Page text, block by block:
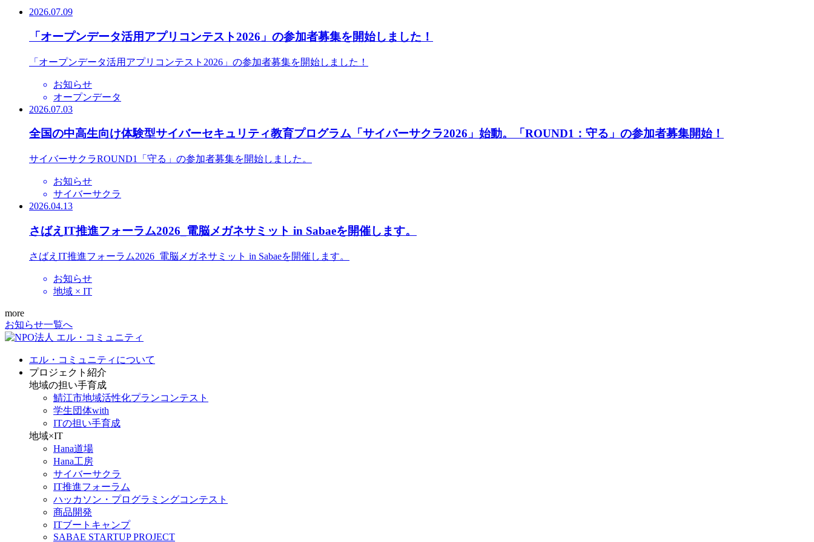
2026.07.09
「オープンデータ活用アプリコンテスト2026」の参加者募集を開始しました！
「オープンデータ活用アプリコンテスト2026」の参加者募集を開始しました！
お知らせ
オープンデータ
2026.07.03
全国の中高生向け体験型サイバーセキュリティ教育プログラム「サイバーサクラ2026」始動。「ROUND1：守る」の参加者募集開始！
サイバーサクラROUND1「守る」の参加者募集を開始しました。
お知らせ
サイバーサクラ
2026.04.13
さばえIT推進フォーラム2026_電脳メガネサミット in Sabaeを開催します。
さばえIT推進フォーラム2026_電脳メガネサミット in Sabaeを開催します。
お知らせ
地域 × IT
more
お知らせ一覧へ
エル・コミュニティについて
プロジェクト紹介
地域の担い手育成
鯖江市地域活性化プランコンテスト
学生団体with
ITの担い手育成
地域×IT
Hana道場
Hana工房
サイバーサクラ
IT推進フォーラム
ハッカソン・プログラミングコンテスト
商品開発
ITブートキャンプ
SABAE STARTUP PROJECT